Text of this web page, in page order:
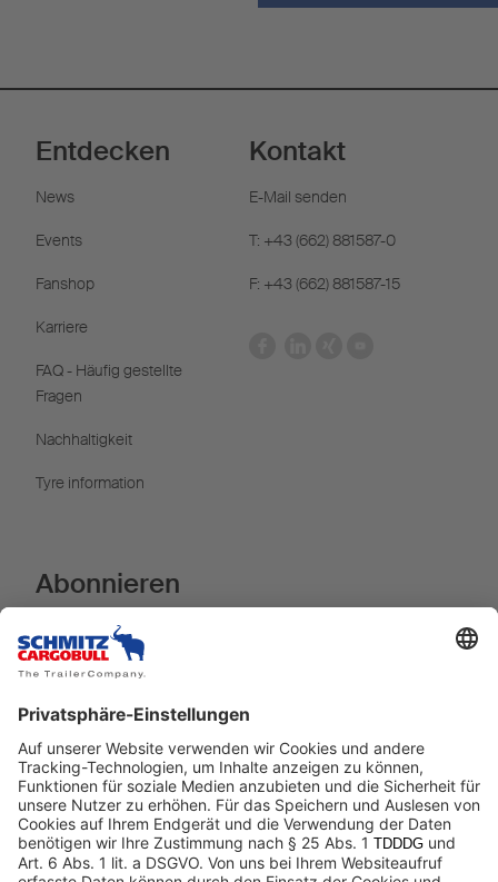
Entdecken
News
Events
Fanshop
Karriere
FAQ - Häufig gestellte
Fragen
Nachhaltigkeit
Tyre information
Kontakt
E-Mail senden
T: +43 (662) 881587-0
F: +43 (662) 881587-15
Abonnieren